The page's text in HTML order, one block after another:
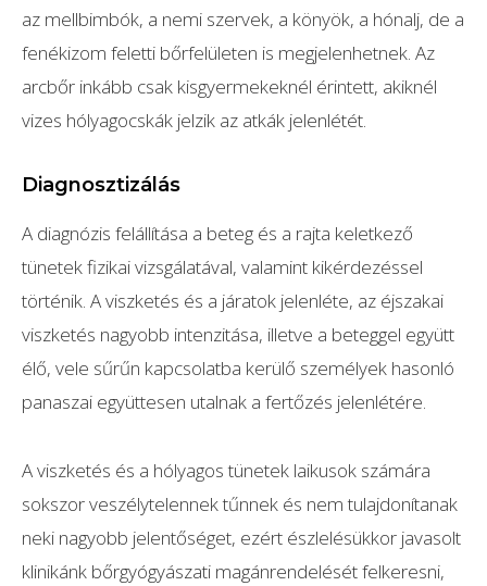
az mellbimbók, a nemi szervek, a könyök, a hónalj, de a
fenékizom feletti bőrfelületen is megjelenhetnek. Az
arcbőr inkább csak kisgyermekeknél érintett, akiknél
vizes hólyagocskák jelzik az atkák jelenlétét.
Diagnosztizálás
A diagnózis felállítása a beteg és a rajta keletkező
tünetek fizikai vizsgálatával, valamint kikérdezéssel
történik. A viszketés és a járatok jelenléte, az éjszakai
viszketés nagyobb intenzitása, illetve a beteggel együtt
élő, vele sűrűn kapcsolatba kerülő személyek hasonló
panaszai együttesen utalnak a fertőzés jelenlétére.
A viszketés és a hólyagos tünetek laikusok számára
sokszor veszélytelennek tűnnek és nem tulajdonítanak
neki nagyobb jelentőséget, ezért észlelésükkor javasolt
klinikánk bőrgyógyászati magánrendelését felkeresni,